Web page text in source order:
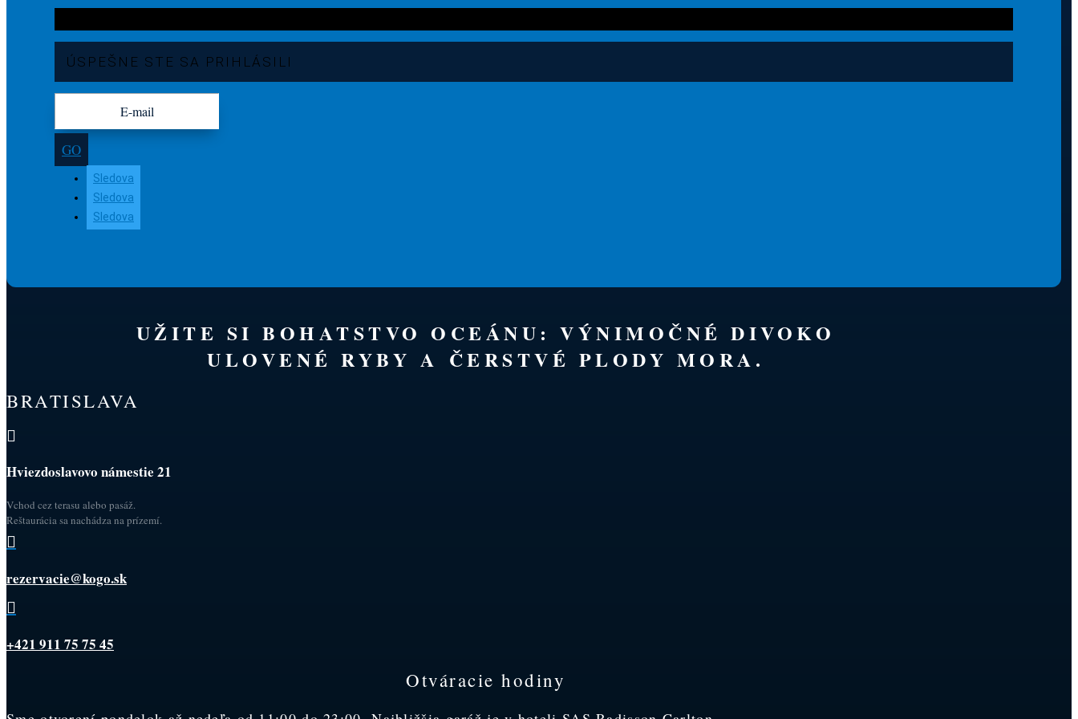
ÚSPEŠNE STE SA PRIHLÁSILI
GO
Sledova
Sledova
Sledova
UŽITE SI BOHATSTVO OCEÁNU: VÝNIMOČNÉ DIVOKO
ULOVENÉ RYBY A ČERSTVÉ PLODY MORA.
BRATISLAVA

Hviezdoslavovo námestie 21
Vchod cez terasu alebo pasáž.
Reštaurácia sa nachádza na prízemí.

rezervacie@kogo.sk

+421 911 75 75 45
Otváracie hodiny